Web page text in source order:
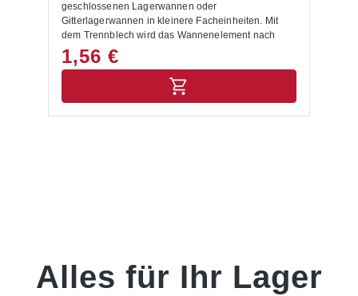
geschlossenen Lagerwannen oder
Gitterlagerwannen in kleinere Facheinheiten. Mit
dem Trennblech wird das Wannenelement nach
Bedarf in der Breite unterteilt.Für
Fachbodenregalsystem SUPER 1/2/3 geeignet.
1,56 €
Alles für Ihr Lager